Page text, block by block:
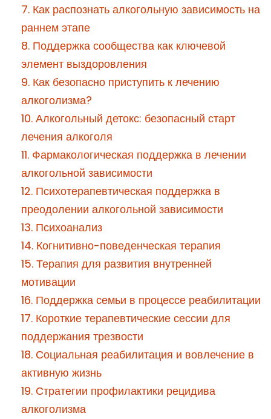
7. Как распознать алкогольную зависимость на
раннем этапе
8. Поддержка сообщества как ключевой
элемент выздоровления
9. Как безопасно приступить к лечению
алкоголизма?
10. Алкогольный детокс: безопасный старт
лечения алкоголя
11. Фармакологическая поддержка в лечении
алкогольной зависимости
12. Психотерапевтическая поддержка в
преодолении алкогольной зависимости
13. Психоанализ
14. Когнитивно-поведенческая терапия
15. Терапия для развития внутренней
мотивации
16. Поддержка семьи в процессе реабилитации
17. Короткие терапевтические сессии для
поддержания трезвости
18. Социальная реабилитация и вовлечение в
активную жизнь
19. Стратегии профилактики рецидива
алкоголизма